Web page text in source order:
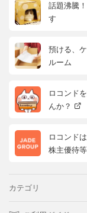
話題沸騰
す
預ける、
ルーム
ロコンド
んか？
ロコンド
株主優待
カテゴリ